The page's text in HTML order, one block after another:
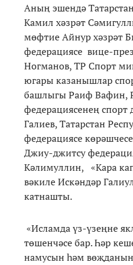
Аның эшендә
Камил хәзрәт
мөфтие Айнур хәзрәт
федерациясе вице-
Ногманов, ТР Спорт
югары казанышлар
башлыгы Раиф Вафин,
федерациясенең
Галиев, Татарстан
федерациясе
Джиу-джитсу
Кәлимуллин, «Кара
вәкиле Искәндәр
катнашты.
«Исламда үз-үзеңне
төшенчәсе бар. Һәр
намусын һәм